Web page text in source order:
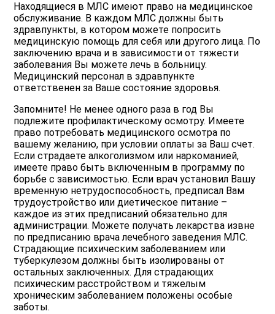
Находящиеся в МЛС имеют право на медицинское
обслуживание. В каждом МЛС должны быть
здравпункты, в котором можете попросить
медицинскую помощь для себя или другого лица. По
заключению врача и в зависимости от тяжести
заболевания Вы можете лечь в больницу.
Медицинский персонал в здравпункте
ответственен за Ваше состояние здоровья.
Запомните! Не менее одного раза в год Вы
подлежите профилактическому осмотру. Имеете
право потребовать медицинского осмотра по
вашему желанию, при условии оплаты за Ваш счет.
Если страдаете алкоголизмом или наркоманией,
имеете право быть включенным в программу по
борьбе с зависимостью. Если врач установил Вашу
временную нетрудоспособность, предписал Вам
трудоустройство или диетическое питание –
каждое из этих предписаний обязательно для
администрации. Можете получать лекарства извне
по предписанию врача лечебного заведения МЛС.
Страдающие психическим заболеванием или
туберкулезом должны быть изолированы от
остальных заключенных. Для страдающих
психическим расстройством и тяжелым
хроническим заболеванием положены особые
заботы.